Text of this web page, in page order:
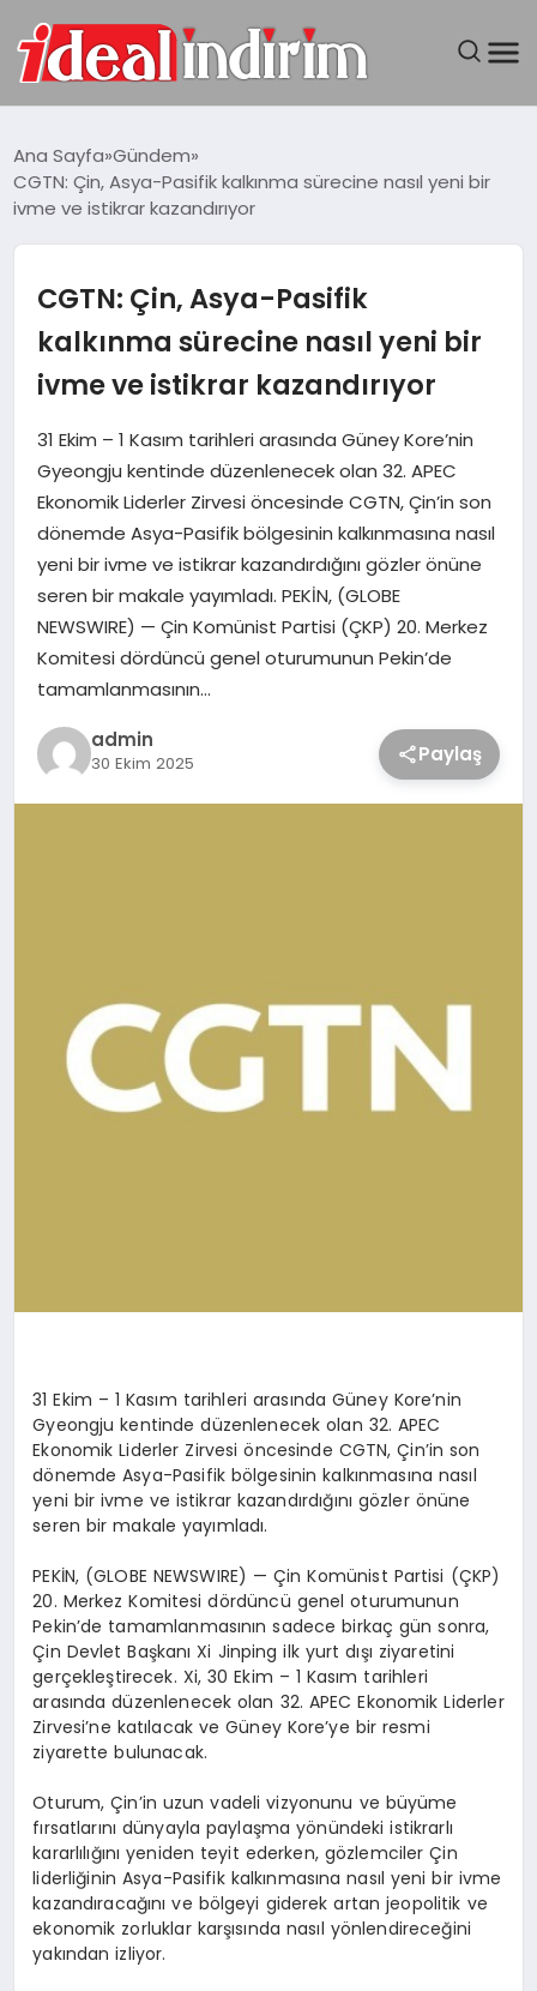
BILGISAYAR
TEKNOLOJI
YAŞAM
Ana Sayfa Gündem
CGTN: Çin, Asya-Pasifik kalkınma sürecine nasıl yeni bir
ivme ve istikrar kazandırıyor
CGTN: Çin, Asya-Pasifik
kalkınma sürecine nasıl yeni bir
ivme ve istikrar kazandırıyor
31 Ekim – 1 Kasım tarihleri arasında Güney Kore’nin
Gyeongju kentinde düzenlenecek olan 32. APEC
Ekonomik Liderler Zirvesi öncesinde CGTN, Çin’in son
dönemde Asya-Pasifik bölgesinin kalkınmasına nasıl
yeni bir ivme ve istikrar kazandırdığını gözler önüne
seren bir makale yayımladı. PEKİN, (GLOBE
NEWSWIRE) — Çin Komünist Partisi (ÇKP) 20. Merkez
Komitesi dördüncü genel oturumunun Pekin’de
tamamlanmasının…
admin
30 Ekim 2025 Paylaş
31 Ekim – 1 Kasım tarihleri arasında Güney Kore’nin
Gyeongju kentinde düzenlenecek olan 32. APEC
Ekonomik Liderler Zirvesi öncesinde CGTN, Çin’in son
dönemde Asya-Pasifik bölgesinin kalkınmasına nasıl
yeni bir ivme ve istikrar kazandırdığını gözler önüne
seren bir makale yayımladı.
PEKİN, (GLOBE NEWSWIRE) — Çin Komünist Partisi (ÇKP)
20. Merkez Komitesi dördüncü genel oturumunun
Pekin’de tamamlanmasının sadece birkaç gün sonra,
Çin Devlet Başkanı Xi Jinping ilk yurt dışı ziyaretini
gerçekleştirecek. Xi, 30 Ekim – 1 Kasım tarihleri
arasında düzenlenecek olan 32. APEC Ekonomik Liderler
Zirvesi’ne katılacak ve Güney Kore’ye bir resmi
ziyarette bulunacak.
Oturum, Çin’in uzun vadeli vizyonunu ve büyüme
fırsatlarını dünyayla paylaşma yönündeki istikrarlı
kararlılığını yeniden teyit ederken, gözlemciler Çin
liderliğinin Asya-Pasifik kalkınmasına nasıl yeni bir ivme
kazandıracağını ve bölgeyi giderek artan jeopolitik ve
ekonomik zorluklar karşısında nasıl yönlendireceğini
yakından izliyor.